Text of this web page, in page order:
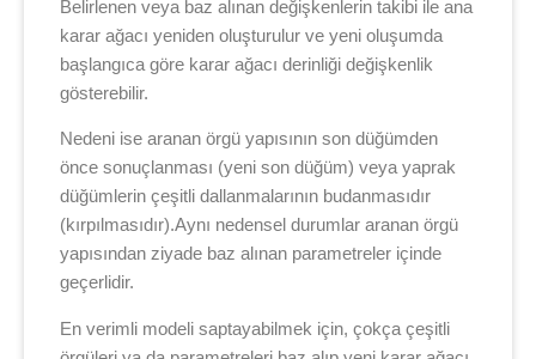
Belirlenen veya baz alınan değişkenlerin takibi ile ana
karar ağacı yeniden oluşturulur ve yeni oluşumda
başlangıca göre karar ağacı derinliği değişkenlik
gösterebilir.
Nedeni ise aranan örgü yapısının son düğümden
önce sonuçlanması (yeni son düğüm) veya yaprak
düğümlerin çeşitli dallanmalarının budanmasıdır
(kırpılmasıdır).Aynı nedensel durumlar aranan örgü
yapısından ziyade baz alınan parametreler içinde
geçerlidir.
En verimli modeli saptayabilmek için, çokça çeşitli